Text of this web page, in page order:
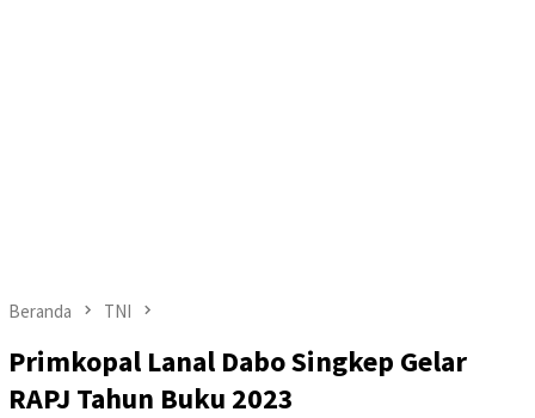
Beranda TNI
Primkopal Lanal Dabo Singkep Gelar
RAPJ Tahun Buku 2023